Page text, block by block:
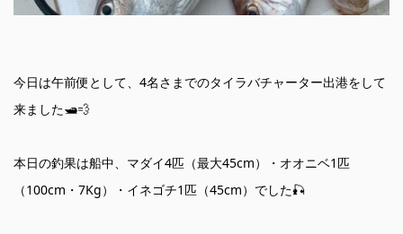
今日は午前便として、4名さまでのタイラバチャーター出港をして
来ました🛥️💨
本日の釣果は船中、マダイ4匹（最大45cm）・オオニベ1匹
（100cm・7Kg）・イネゴチ1匹（45cm）でした🎣